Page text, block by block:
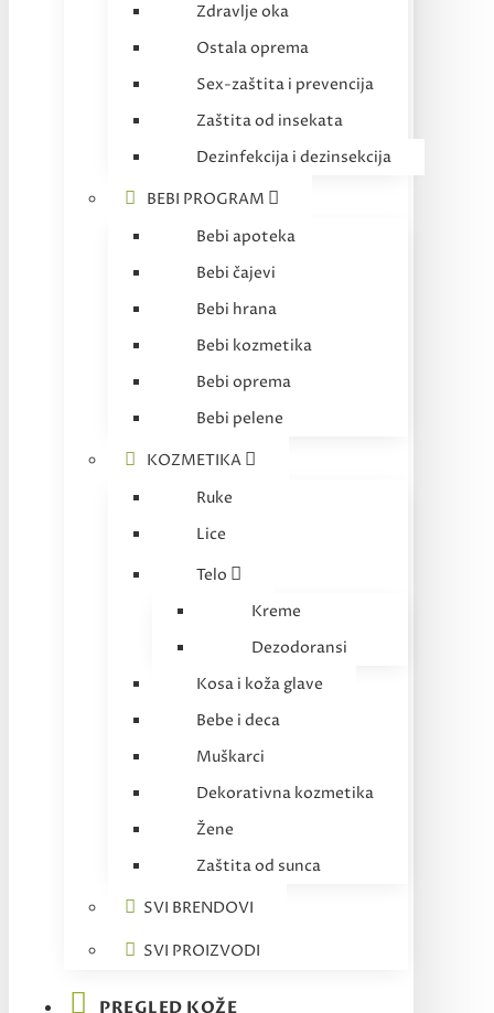
Zdravlje oka
Ostala oprema
Sex-zaštita i prevencija
Zaštita od insekata
Dezinfekcija i dezinsekcija
BEBI PROGRAM
Bebi apoteka
Bebi čajevi
Bebi hrana
Bebi kozmetika
Bebi oprema
Bebi pelene
KOZMETIKA
Ruke
Lice
Telo
Kreme
Dezodoransi
Kosa i koža glave
Bebe i deca
Muškarci
Dekorativna kozmetika
Žene
Zaštita od sunca
SVI BRENDOVI
SVI PROIZVODI
PREGLED KOŽE